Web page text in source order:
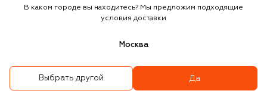
Монопучковая щетка
Single & Sulcular 9мм,
Монопучковая щетка
Single & Sulcular 9мм,
В каком городе вы находитесь? Мы предложим подходящие
условия доставки
Москва
Выбрать другой Да